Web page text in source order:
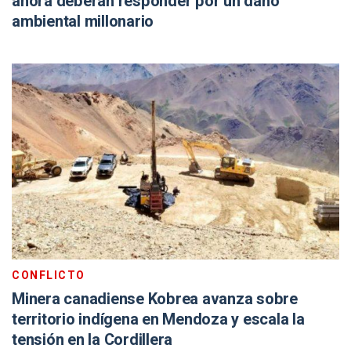
ambiental millonario
CONFLICTO
Minera canadiense Kobrea avanza sobre
territorio indígena en Mendoza y escala la
tensión en la Cordillera